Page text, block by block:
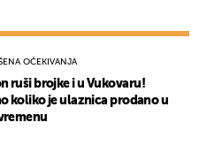
OČEKIVANJA
ruši brojke i u Vukovaru!
koliko je ulaznica prodano u